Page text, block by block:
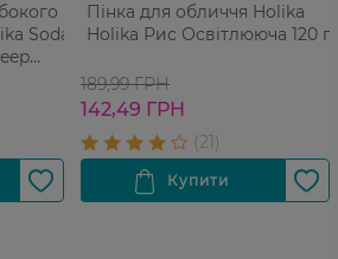
Soda
Пінка для обличчя Holika
Holika Рис Освітлююча 120 г
189,99 ГРН
142,49 ГРН